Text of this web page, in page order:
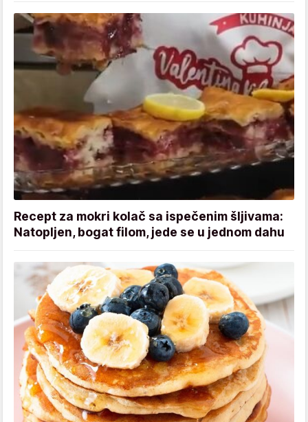
Recept za mokri kolač sa ispečenim šljivama:
Natopljen, bogat filom, jede se u jednom dahu